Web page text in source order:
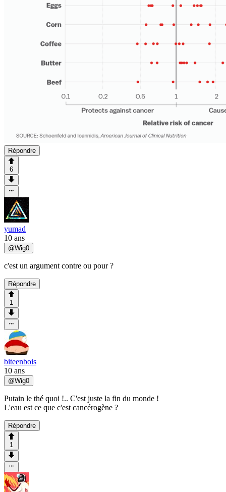
Répondre
6
yumad
10 ans
@Wig0
c'est un argument contre ou pour ?
Répondre
1
biteenbois
10 ans
@Wig0
Putain le thé quoi !.. C'est juste la fin du monde !
L'eau est ce que c'est cancérogène ?
Répondre
1